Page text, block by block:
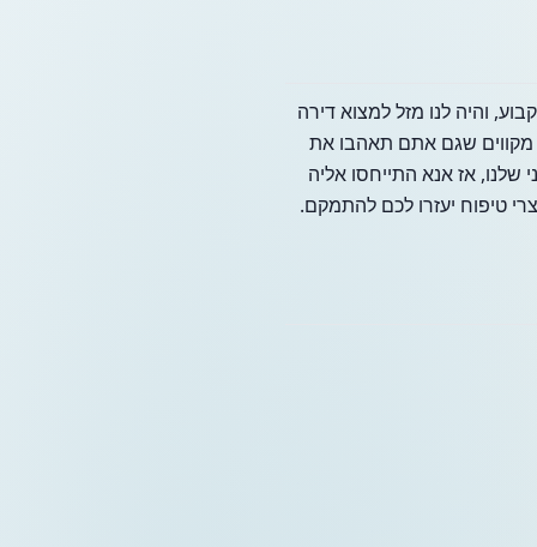
באופן קבוע, והיה לנו מזל למצוא דירה
אנו מקווים שגם אתם תאהבו את
אז אנא התייחסו אליה
טיפוח יעזרו לכם להתמקם.